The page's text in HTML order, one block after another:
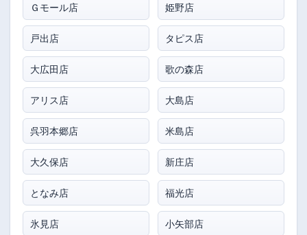
Ｇモール店 姫野店
戸出店 タピス店
大広田店 歌の森店
アリス店 大島店
呉羽本郷店 米島店
大久保店 新庄店
となみ店 福光店
氷見店 小矢部店